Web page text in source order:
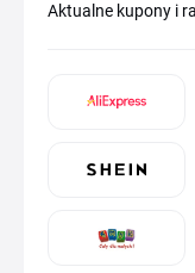
Aktualne kupony i